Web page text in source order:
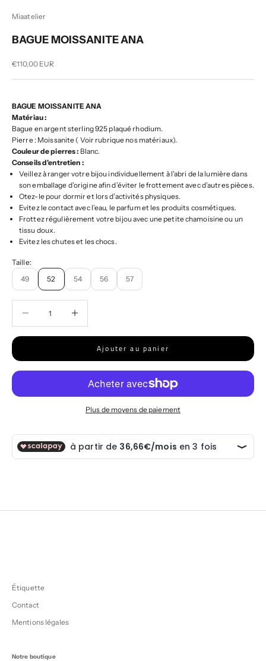
Miaatelier
BAGUE MOISSANITE ANA
Prix de vente
€110,00 EUR
BAGUE MOISSANITE ANA
Matériau :
Bague en argent sterling 925 plaqué rhodium.
Pierre : Moissanite ( Voir rubrique nos matériaux).
Couleur de pierres : Blanc.
Conseils d'entretien :
Veillez à ranger votre bijou individuellement à l’abri de la lumière dans
son emballage d’origine afin d’éviter le frottement avec d’autres pièces.
Otez-le pour dormir et lors d’activités physiques.
Evitez le contact avec l’eau, le parfum et les produits cosmétiques.
Frottez régulièrement votre bijou avec une petite chamoisine ou un
tissu doux.
Evitez les chutes et les chocs.
Taille:
49
52 54 56 57
Ajouter au panier
Plus de moyens de paiement
Étiquette
Contact
Mentions légales
Notre boutique